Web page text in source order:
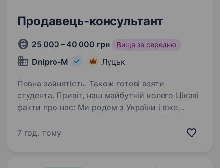
Продавець-консультант
25 000 – 40 000 грн Вища за середню
Dnipro-M Луцьк
Повна зайнятість. Також готові взяти
студента. Привіт, наш майбутній колего Цікаві
факти про нас: Ми родом з України і вже
Польщі, Чехії, Словаччині, Угорщині та Іспанії;
7 год. тому